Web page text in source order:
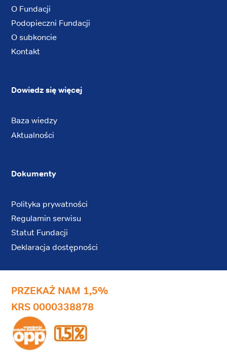
O Fundacji
Podopieczni Fundacji
O subkoncie
Kontakt
Dowiedz się więcej
Baza wiedzy
Aktualności
Dokumenty
Polityka prywatności
Regulamin serwisu
Statut Fundacji
Deklaracja dostępności
PRZEKAŻ NAM 1,5%
KRS 0000338878